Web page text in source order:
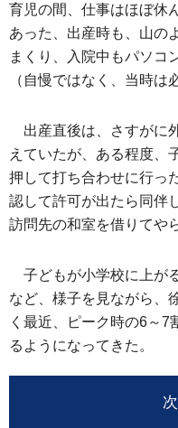
育児の間、仕事はほぼ休
あった、出産時も、山の
まくり、入院中もパソコ
（自慢ではなく、当時は
出産直後は、さすがに
えていたが、ある程度、
押して打ち合わせに行っ
認して許可が出たら同伴
訪問先の和室を借りてや
子どもが小学校に上が
など、様子を見ながら、
く最近、ピーク時の6～7
るようになってきた。